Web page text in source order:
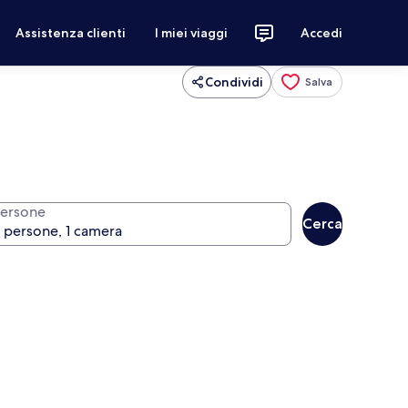
Assistenza clienti I miei viaggi Accedi
Condividi Salva
Cerca